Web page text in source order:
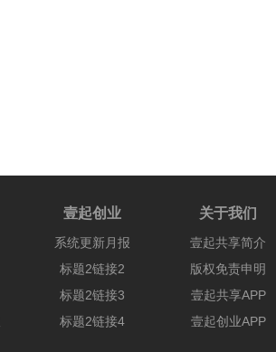
壹起创业
系统更新月报
标题2链接2
标题2链接3
标题2链接4
关于我们
壹起共享简介
版权免责申明
壹起共享APP
壹起创业APP